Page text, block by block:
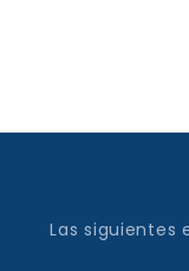
Las siguientes